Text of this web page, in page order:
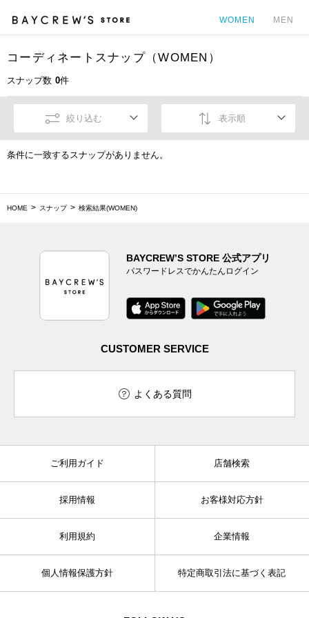
WOMEN MEN
コーディネートスナップ（WOMEN）
スナップ数 0件
絞り込む 表示順
条件に一致するスナップがありません。
HOME スナップ 検索結果(WOMEN)
BAYCREW’S STORE 公式アプリ
パスワードレスでかんたんログイン
CUSTOMER SERVICE
よくある質問
ご利用ガイド 店舗検索
採用情報 お客様対応方針
利用規約 企業情報
個人情報保護方針 特定商取引法に基づく表記